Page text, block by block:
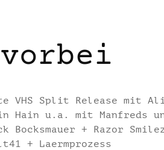
VHS Split Release mit
in Hain u.a. mit Manfreds
Bocksmauer + Razor
+ Laermprozess